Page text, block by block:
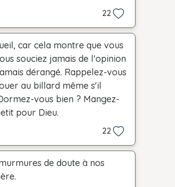
22
car cela montre que vous
souciez jamais de l'opinion
dérangé. Rappelez-vous
au billard même s'il
vous bien ? Mangez-
pour Dieu.
22
de doute à nos